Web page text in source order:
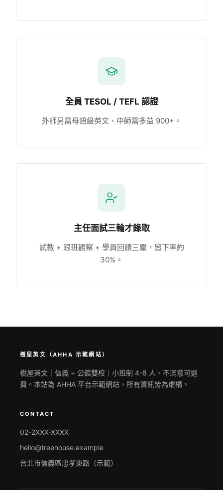
全員 TESOL / TEFL 認證
外師另需母語級英文、中師需多益 900+。
主任面試三輪才錄取
試教 + 跟班觀察 + 學員回饋三關，留下率約
30%。
樹屋英文（AHHA 示範網站）
樹屋英文｜信義 + 公館雙校｜小班制 4-8 人、不滿意可退
費。本站為 AHHA 平台示範網站，所有資訊皆為虛構。
CONTACT
02-2XXX-XXXX
hello@treehouse.example
台北市信義區忠孝東路（示範）